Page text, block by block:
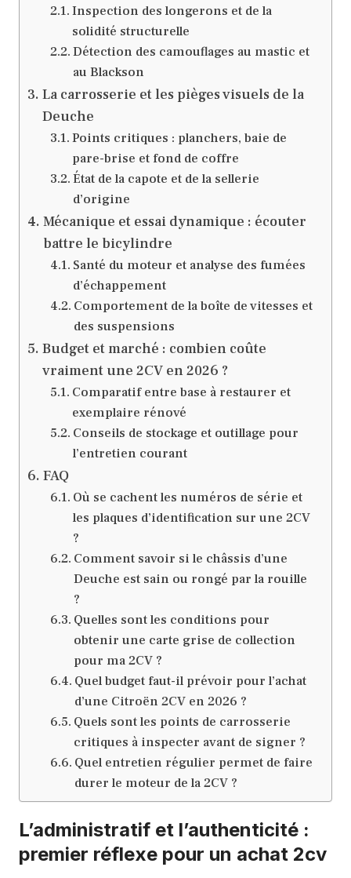
Inspection des longerons et de la
solidité structurelle
Détection des camouflages au mastic et
au Blackson
La carrosserie et les pièges visuels de la
Deuche
Points critiques : planchers, baie de
pare-brise et fond de coffre
État de la capote et de la sellerie
d’origine
Mécanique et essai dynamique : écouter
battre le bicylindre
Santé du moteur et analyse des fumées
d’échappement
Comportement de la boîte de vitesses et
des suspensions
Budget et marché : combien coûte
vraiment une 2CV en 2026 ?
Comparatif entre base à restaurer et
exemplaire rénové
Conseils de stockage et outillage pour
l’entretien courant
FAQ
Où se cachent les numéros de série et
les plaques d’identification sur une 2CV
?
Comment savoir si le châssis d’une
Deuche est sain ou rongé par la rouille
?
Quelles sont les conditions pour
obtenir une carte grise de collection
pour ma 2CV ?
Quel budget faut-il prévoir pour l’achat
d’une Citroën 2CV en 2026 ?
Quels sont les points de carrosserie
critiques à inspecter avant de signer ?
Quel entretien régulier permet de faire
durer le moteur de la 2CV ?
L’administratif et l’authenticité :
premier réflexe pour un achat 2cv